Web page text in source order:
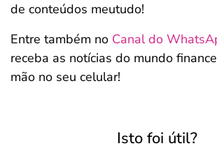
de conteúdos meutudo!
Entre também no Canal do
receba as notícias do mundo
mão no seu celular!
Isto foi útil?